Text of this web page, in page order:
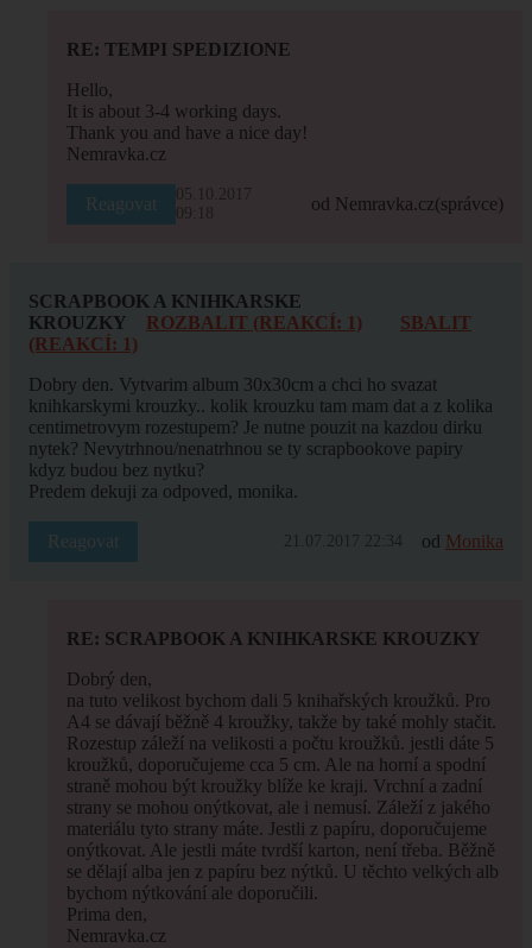
RE: TEMPI SPEDIZIONE
Hello,
It is about 3-4 working days.
Thank you and have a nice day!
Nemravka.cz
Reagovat
05.10.2017
09:18
od Nemravka.cz(správce)
SCRAPBOOK A KNIHKARSKE
KROUZKY
ROZBALIT (REAKCÍ: 1)
SBALIT
(REAKCÍ: 1)
Dobry den. Vytvarim album 30x30cm a chci ho svazat
knihkarskymi krouzky.. kolik krouzku tam mam dat a z kolika
centimetrovym rozestupem? Je nutne pouzit na kazdou dirku
nytek? Nevytrhnou/nenatrhnou se ty scrapbookove papiry
kdyz budou bez nytku?
Predem dekuji za odpoved, monika.
Reagovat 21.07.2017 22:34 od Monika
RE: SCRAPBOOK A KNIHKARSKE KROUZKY
Dobrý den,
na tuto velikost bychom dali 5 knihařských kroužků. Pro
A4 se dávají běžně 4 kroužky, takže by také mohly stačit.
Rozestup záleží na velikosti a počtu kroužků. jestli dáte 5
kroužků, doporučujeme cca 5 cm. Ale na horní a spodní
straně mohou být kroužky blíže ke kraji. Vrchní a zadní
strany se mohou onýtkovat, ale i nemusí. Záleží z jakého
materiálu tyto strany máte. Jestli z papíru, doporučujeme
onýtkovat. Ale jestli máte tvrdší karton, není třeba. Běžně
se dělají alba jen z papíru bez nýtků. U těchto velkých alb
bychom nýtkování ale doporučili.
Prima den,
Nemravka.cz